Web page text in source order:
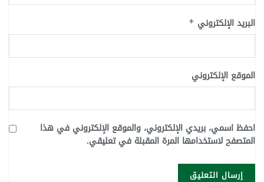
البريد الإلكتروني *
الموقع الإلكتروني
احفظ اسمي، بريدي الإلكتروني، والموقع الإلكتروني في هذا
المتصفح لاستخدامها المرة المقبلة في تعليقي.